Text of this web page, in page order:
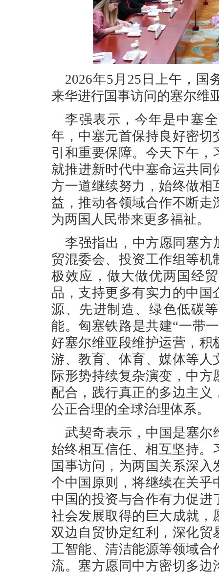
2026年5月25日上午，国
来华进行国事访问的塞尔维
李强表示，今年是中塞
年，中塞元首保持良好密
引和重要保障。今天下午
就推进新时代中塞命运共
方一道继续努力，始终做
益，推动各领域合作不断
为两国人民带来更多福祉。
李强指出，中方愿同塞
贸混委会、投资工作组等
极效应，做大做优两国经
品，支持更多有实力的中
源、先进制造、绿色低碳
能。匈塞铁路是共建“一带
好塞尔维亚段维护运营，
游、教育、体育、媒体等
际形势持续复杂演变，中
配合，践行真正的多边主
公正合理的全球治理体系。
武契奇表示，中国是塞尔
始终相互信任、相互坚持。
国事访问，为两国关系深
个中国原则，将继续在关
中国的投资与合作有力促
社会发展取得的巨大成就
双边自贸协定红利，深化
工智能、清洁能源等领域
流。塞方愿同中方密切多